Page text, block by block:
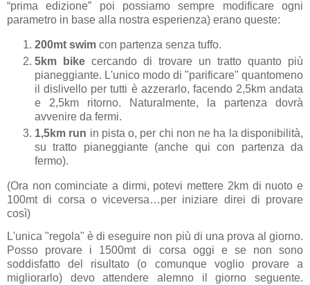
“prima edizione” poi possiamo sempre modificare ogni
parametro in base alla nostra esperienza) erano queste:
200mt swim con partenza senza tuffo.
5km
bike cercando di trovare un tratto quanto più
pianeggiante. L'unico modo di "parificare" quantomeno
il dislivello per tutti è azzerarlo, facendo 2,5km andata
e 2,5km ritorno. Naturalmente, la partenza dovrà
avvenire da fermi.
1,5km run in pista o, per chi non ne ha la disponibilità,
su tratto pianeggiante (anche qui con partenza da
fermo).
(Ora non cominciate a dirmi, potevi mettere 2km di nuoto e
100mt di corsa o viceversa…per iniziare direi di provare
così)
L'unica "regola" è di eseguire non più di una prova al giorno.
Posso provare i 1500mt di corsa oggi e se non sono
soddisfatto del risultato (o comunque voglio provare a
migliorarlo) devo attendere alemno il giorno seguente.